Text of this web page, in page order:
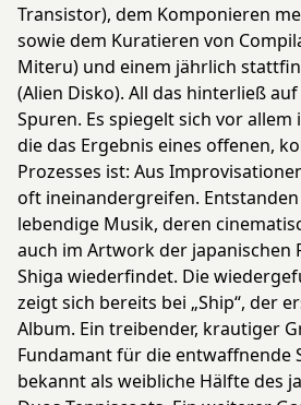
Transistor), dem Komponieren
sowie dem Kuratieren von
Miteru) und einem jährlich
(Alien Disko). All das hinterließ
Spuren. Es spiegelt sich vor allem
die das Ergebnis eines offenen,
Prozesses ist: Aus
oft ineinandergreifen.
lebendige Musik, deren
auch im Artwork der japanischen
Shiga wiederfindet. Die
zeigt sich bereits bei „Ship“, der
Album. Ein treibender, krautiger
Fundamant für die entwaffnende
bekannt als weibliche Hälfte des